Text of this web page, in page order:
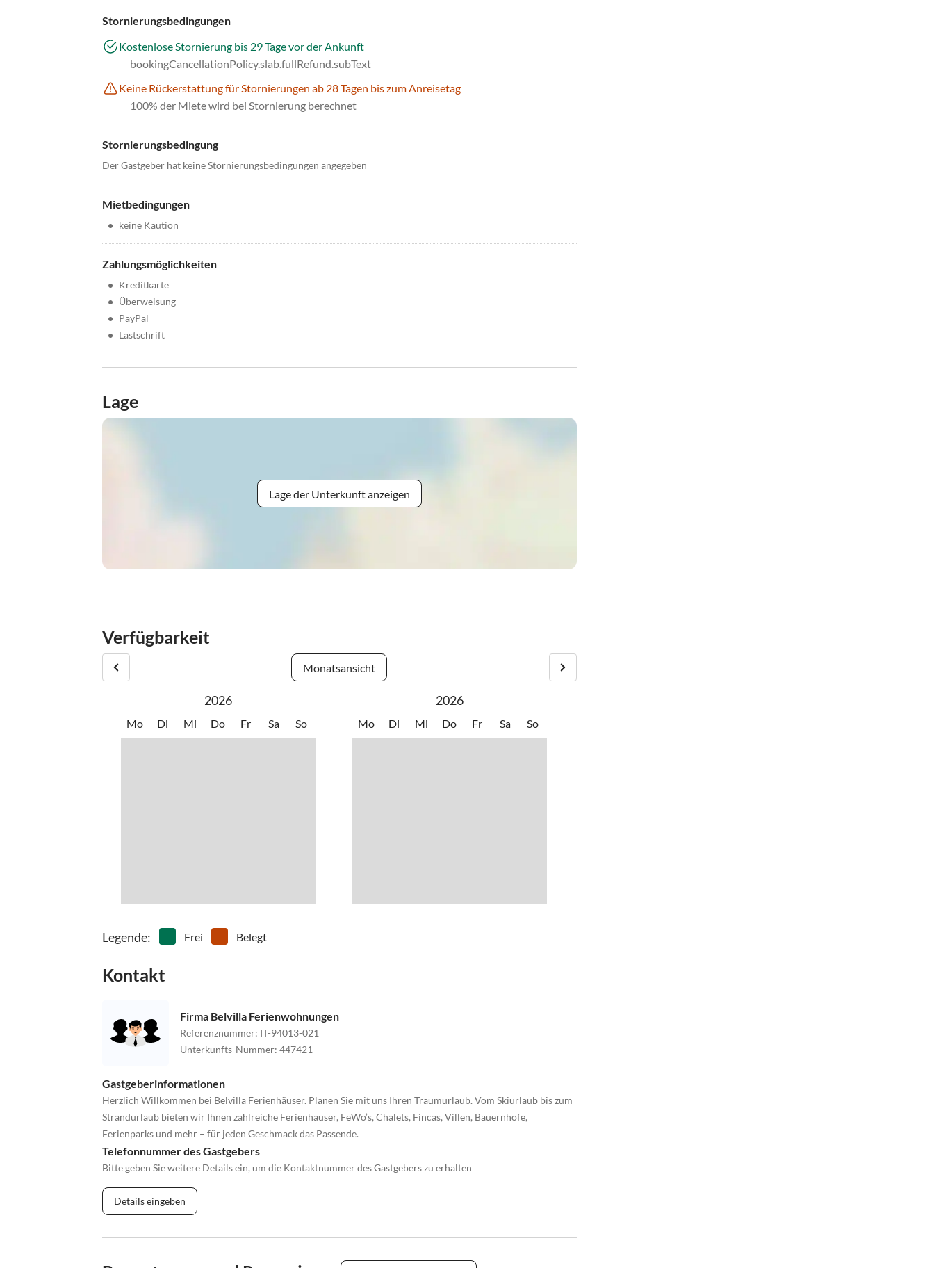
Stornierungsbedingungen
Kostenlose Stornierung bis 29 Tage vor der Ankunft
bookingCancellationPolicy.slab.fullRefund.subText
Keine Rückerstattung für Stornierungen ab 28 Tagen bis zum Anreisetag
100% der Miete wird bei Stornierung berechnet
Stornierungsbedingung
Der Gastgeber hat keine Stornierungsbedingungen angegeben
Mietbedingungen
• keine Kaution
Zahlungsmöglichkeiten
• Kreditkarte
• Überweisung
• PayPal
• Lastschrift
Lage
Lage der Unterkunft anzeigen
Verfügbarkeit
Monatsansicht
2026
Mo Di Mi Do Fr Sa So
2026
Mo Di Mi Do Fr Sa So
Legende: Frei Belegt
Kontakt
Firma Belvilla Ferienwohnungen
Referenznummer: IT-94013-021
Unterkunfts-Nummer: 447421
Gastgeberinformationen
Herzlich Willkommen bei Belvilla Ferienhäuser. Planen Sie mit uns Ihren Traumurlaub. Vom Skiurlaub bis zum
Strandurlaub bieten wir Ihnen zahlreiche Ferienhäuser, FeWo’s, Chalets, Fincas, Villen, Bauernhöfe,
Ferienparks und mehr – für jeden Geschmack das Passende.
Telefonnummer des Gastgebers
Bitte geben Sie weitere Details ein, um die Kontaktnummer des Gastgebers zu erhalten
Details eingeben